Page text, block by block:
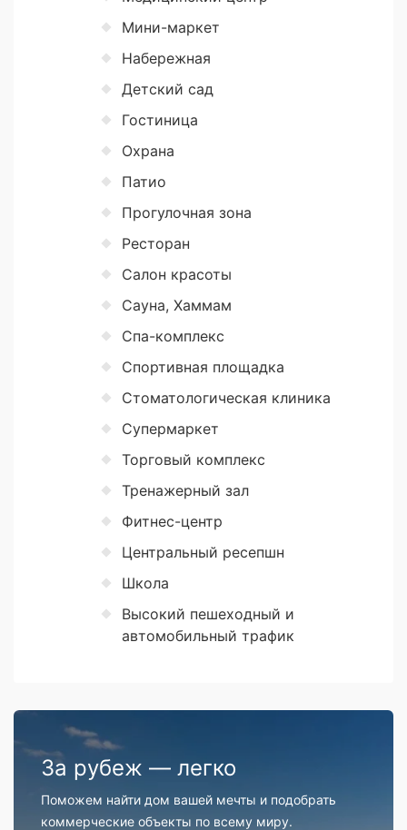
Мини-маркет
Набережная
Детский сад
Гостиница
Охрана
Патио
Прогулочная зона
Ресторан
Салон красоты
Сауна, Хаммам
Спа-комплекс
Спортивная площадка
Стоматологическая клиника
Супермаркет
Торговый комплекс
Тренажерный зал
Фитнес-центр
Центральный ресепшн
Школа
Высокий пешеходный и
автомобильный трафик
За рубеж — легко
Поможем найти дом вашей мечты и подобрать
коммерческие объекты по всему миру.